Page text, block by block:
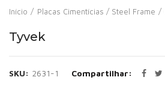
Início Placas Cimentícias / Steel Frame
Tyvek
SKU: 2631-1 Compartilhar